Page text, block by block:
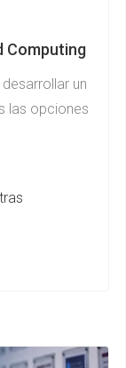
Computing
un
las opciones